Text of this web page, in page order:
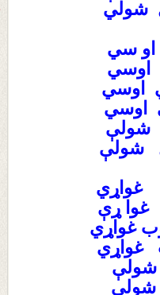
او سي
اوسي
اوسي
اوسي
شولې
شولې
غواړي
ړې
غواړي
غواړي
شولې
شولې